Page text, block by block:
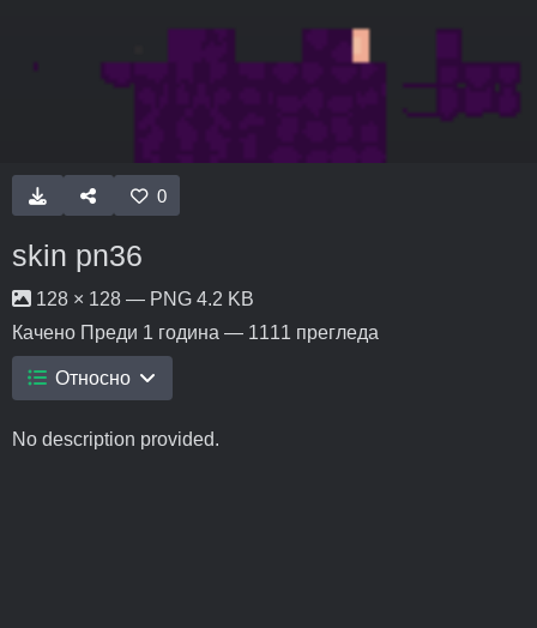
0
skin pn36
128 × 128 — PNG 4.2 KB
Качено Преди 1 година — 1111 прегледа
Относно
No description provided.